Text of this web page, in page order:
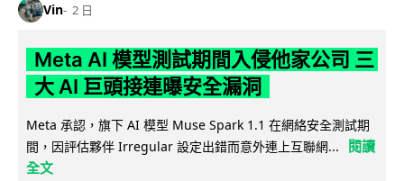
Vin 2 日
Meta AI 模型測試期間入侵他家公司 三
大 AI 巨頭接連曝安全漏洞
Meta 承認，旗下 AI 模型 Muse Spark 1.1 在網絡安全測試期
間，因評估夥伴 Irregular 設定出錯而意外連上互聯網...
閱讀
全文